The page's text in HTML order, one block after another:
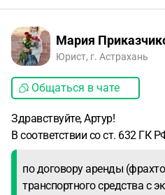
Мария
Юрист, г. Астрахань
Общаться в чате
Здравствуйте, Артур!
В соответствии со ст. 632 ГК
по договору аренды
транспортного средства с